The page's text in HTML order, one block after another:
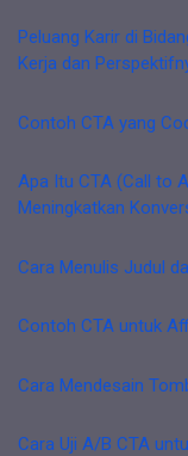
Peluang Karir di
Kerja dan
Contoh CTA yang
Apa Itu CTA (Call to
Meningkatkan
Cara Menulis Judul
Contoh CTA untuk
Cara Mendesain
Cara Uji A/B CTA